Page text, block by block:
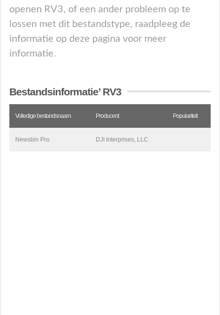
openen RV3, of een ander probleem op te
lossen met dit bestandstype, raadpleeg de
informatie op deze pagina voor meer
informatie.
Bestandsinformatie’ RV3
Volledige bestandsnaam Producent Populariteit
Newsbin Pro DJI Interprises, LLC